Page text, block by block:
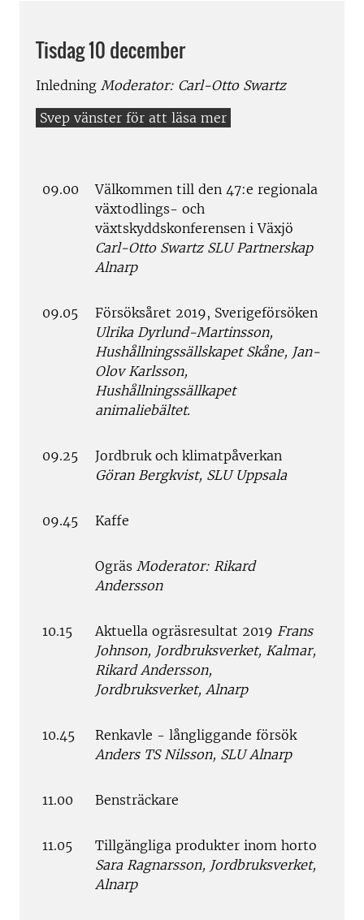
Tisdag 10 december
Inledning Moderator: Carl-Otto Swartz
09.00
Välkommen till den 47:e regionala
växtodlings- och
växtskyddskonferensen i Växjö
Carl-Otto Swartz SLU Partnerskap
Alnarp
09.05
Försöksåret 2019, Sverigeförsöken
Ulrika Dyrlund-Martinsson,
Hushållningssällskapet Skåne, Jan-
Olov Karlsson,
Hushållningssällkapet
animaliebältet.
09.25
Jordbruk och klimatpåverkan
Göran Bergkvist, SLU Uppsala
09.45 Kaffe
Ogräs Moderator: Rikard
Andersson
10.15 Aktuella ogräsresultat 2019 Frans
Johnson, Jordbruksverket, Kalmar,
Rikard Andersson,
Jordbruksverket, Alnarp
10.45
Renkavle - långliggande försök
Anders TS Nilsson, SLU Alnarp
11.00 Bensträckare
11.05
Tillgängliga produkter inom horto
Sara Ragnarsson, Jordbruksverket,
Alnarp